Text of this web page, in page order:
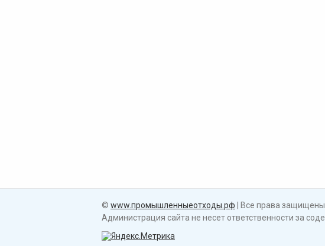
© www.промышленныеотходы.рф | Все права защищены
Администрация сайта не несет ответственности за